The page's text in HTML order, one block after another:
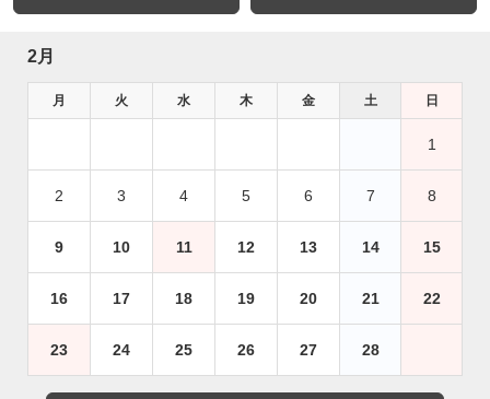
2月
月 火 水 木 金 土 日
1
2 3 4 5 6 7 8
9 10 11 12 13 14 15
16 17 18 19 20 21 22
23 24 25 26 27 28